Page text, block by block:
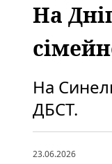
На
На
ДБСТ.
23.06.2026